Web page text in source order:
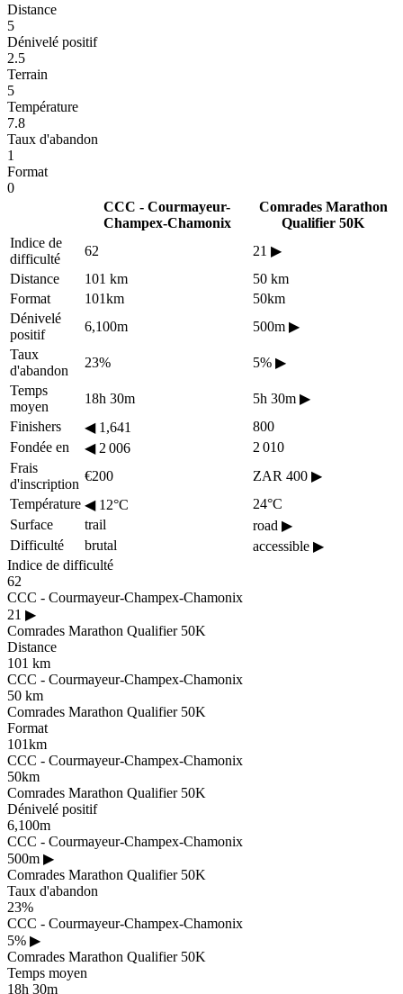
Distance
5
Dénivelé positif
2.5
Terrain
5
Température
7.8
Taux d'abandon
1
Format
0
CCC - Courmayeur-
Champex-Chamonix
Comrades Marathon
Qualifier 50K
Indice de
difficulté
62 21 ▶
Distance
101 km
50 km
Format
101km
50km
Dénivelé
positif
6,100m 500m ▶
Taux
d'abandon
23% 5% ▶
Temps
moyen
18h 30m 5h 30m ▶
Finishers
◀1,641
800
Fondée en
◀2 006
2 010
Frais
d'inscription
€200 ZAR 400 ▶
Température ◀12°C
24°C
Surface
trail road ▶
Difficulté
brutal accessible ▶
Indice de difficulté
62
CCC - Courmayeur-Champex-Chamonix
21 ▶
Comrades Marathon Qualifier 50K
Distance
101 km
CCC - Courmayeur-Champex-Chamonix
50 km
Comrades Marathon Qualifier 50K
Format
101km
CCC - Courmayeur-Champex-Chamonix
50km
Comrades Marathon Qualifier 50K
Dénivelé positif
6,100m
CCC - Courmayeur-Champex-Chamonix
500m ▶
Comrades Marathon Qualifier 50K
Taux d'abandon
23%
CCC - Courmayeur-Champex-Chamonix
5% ▶
Comrades Marathon Qualifier 50K
Temps moyen
18h 30m